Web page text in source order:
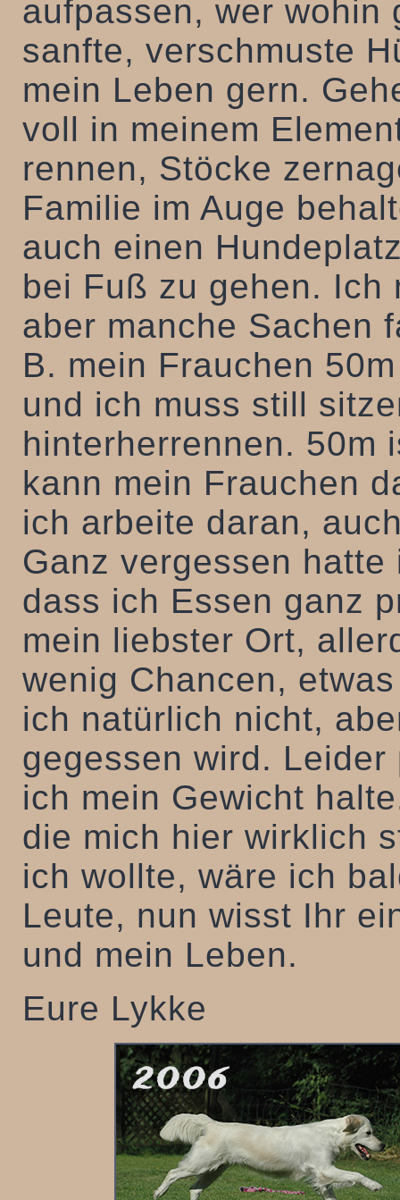
aufpassen, wer wohin
sanfte, verschmuste
mein Leben gern.
voll in meinem
rennen, Stöcke
Familie im Auge
auch einen
bei Fuß zu gehen. Ich
aber manche Sachen
B. mein Frauchen
und ich muss still
hinterherrennen. 50m
kann mein Frauchen
ich arbeite daran,
Ganz vergessen
dass ich Essen ganz
mein liebster Ort,
wenig Chancen,
ich natürlich nicht,
gegessen wird.
ich mein Gewicht
die mich hier wirklich
ich wollte, wäre ich
Leute, nun wisst Ihr
und mein Leben.
Eure Lykke